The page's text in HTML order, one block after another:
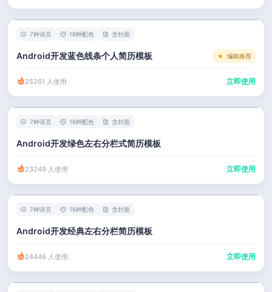
7种语言 16种配色 含封面
Android开发蓝色线条个人简历模板 编辑推荐
25261 人使用 立即使用
7种语言 16种配色 含封面
Android开发绿色左右分栏式简历模板
23249 人使用 立即使用
7种语言 16种配色 含封面
Android开发经典左右分栏简历模板
24446 人使用 立即使用